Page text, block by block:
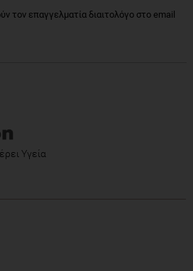
τον επαγγελματία διαιτολόγο στο email
Υγεία